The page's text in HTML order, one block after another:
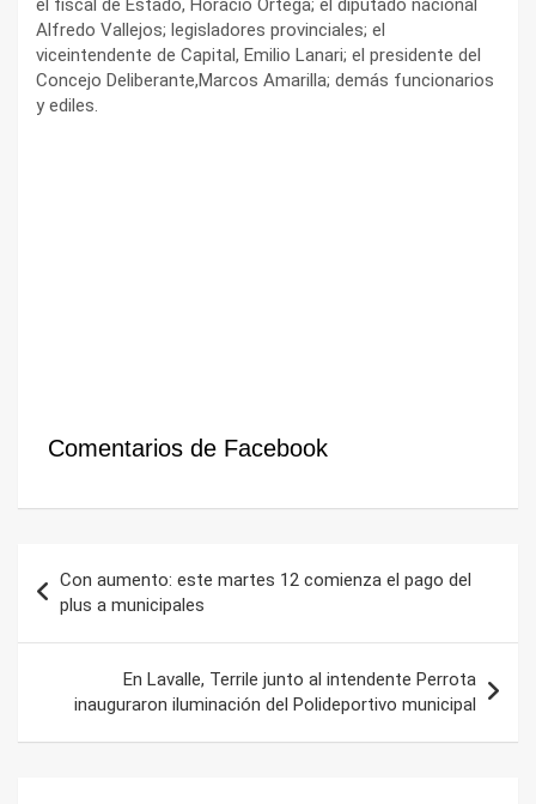
el fiscal de Estado, Horacio Ortega; el diputado nacional
Alfredo Vallejos; legisladores provinciales; el
viceintendente de Capital, Emilio Lanari; el presidente del
Concejo Deliberante,Marcos Amarilla; demás funcionarios
y ediles.
Comentarios de Facebook
de
entradas
Con aumento: este martes 12 comienza el pago del
plus a municipales
En Lavalle, Terrile junto al intendente Perrota
inauguraron iluminación del Polideportivo municipal